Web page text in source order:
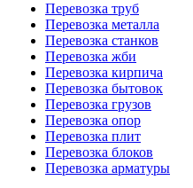
Перевозка труб
Перевозка металла
Перевозка станков
Перевозка жби
Перевозка кирпича
Перевозка бытовок
Перевозка грузов
Перевозка опор
Перевозка плит
Перевозка блоков
Перевозка арматуры